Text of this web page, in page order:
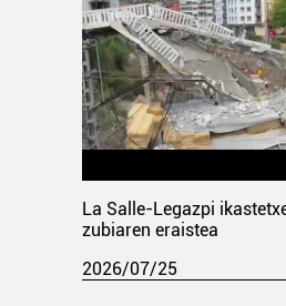
La Salle-Legazpi
zubiaren eraistea
2026/07/25